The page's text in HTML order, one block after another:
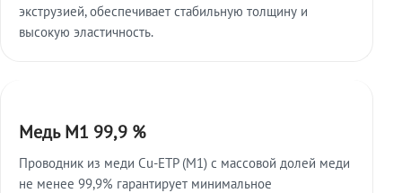
экструзией, обеспечивает стабильную толщину и
высокую эластичность.
Медь М1 99,9 %
Проводник из меди Cu-ETP (M1) с массовой долей меди
не менее 99,9% гарантирует минимальное